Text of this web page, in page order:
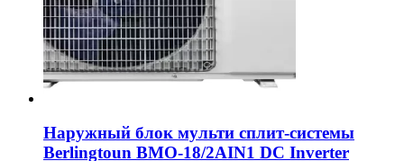
Наружный блок мульти сплит-системы
Berlingtoun BMO-18/2AIN1 DC Inverter